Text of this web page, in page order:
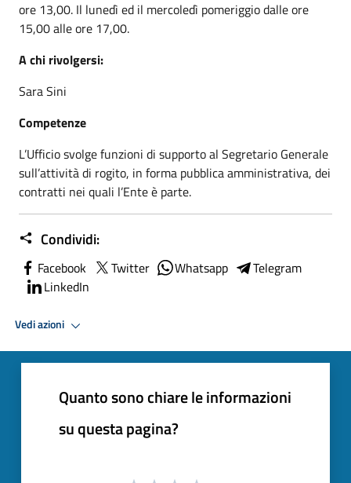
ore 13,00. Il lunedì ed il mercoledì pomeriggio dalle ore
15,00 alle ore 17,00.
A chi rivolgersi:
Sara Sini
Competenze
L’Ufficio svolge funzioni di supporto al Segretario Generale
sull’attività di rogito, in forma pubblica amministrativa, dei
contratti nei quali l’Ente è parte.
Condividi:
Facebook Twitter Whatsapp
Telegram
LinkedIn
Vedi azioni
Quanto sono chiare le informazioni
su questa pagina?